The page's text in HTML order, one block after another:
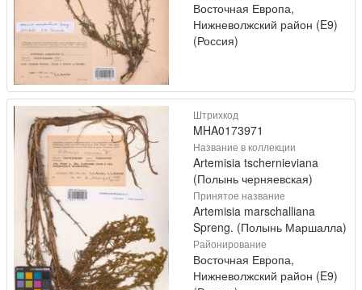
Восточная Европа,
Нижневолжский район (E9)
(Россия)
Штрихкод
MHA0173971
Название в коллекции
Artemisia tschernieviana
(Полынь черняевская)
Принятое название
Artemisia marschalliana
Spreng. (Полынь Маршалла)
Районирование
Восточная Европа,
Нижневолжский район (E9)